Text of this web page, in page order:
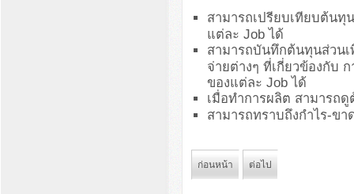
สามารถเปรียบเทียบต้น
แต่ละ Job ได้
สามารถบันทึกต้นทุนส่วนเ
จ่ายต่างๆ ที่เกี่ยวข้องกับ
ของแต่ละ Job ได้
เมื่อทำการผลิต สามารถ
สามารถทราบถึงกำไร-ข
ก่อนหน้า ต่อไป